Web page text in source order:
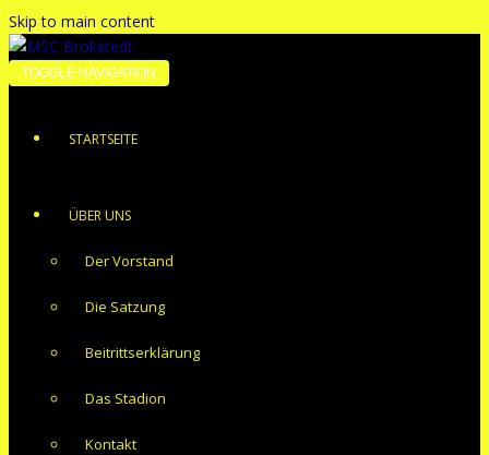
Skip to main content
TOGGLE NAVIGATION
STARTSEITE
ÜBER UNS
Der Vorstand
Die Satzung
Beitrittserklärung
Das Stadion
Kontakt